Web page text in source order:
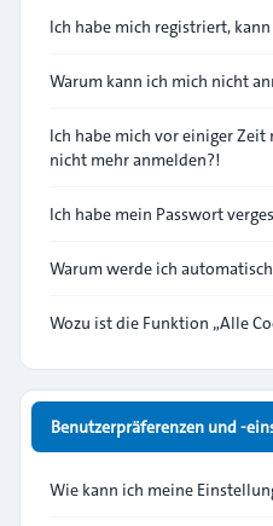
Ich habe mich registriert,
Warum kann ich mich nicht
Ich habe mich vor einiger
nicht mehr anmelden?!
Ich habe mein Passwort
Warum werde ich
Wozu ist die Funktion „Alle
Benutzerpräferenzen und -
Wie kann ich meine